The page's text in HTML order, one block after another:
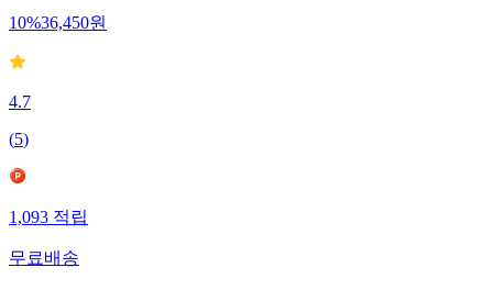
10%36,450원
4.7
(5)
1,093 적립
무료배송